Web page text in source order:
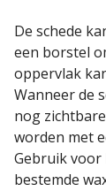
De schede
een borstel
oppervlak
Wanneer de
nog
worden met
Gebruik
bestemde